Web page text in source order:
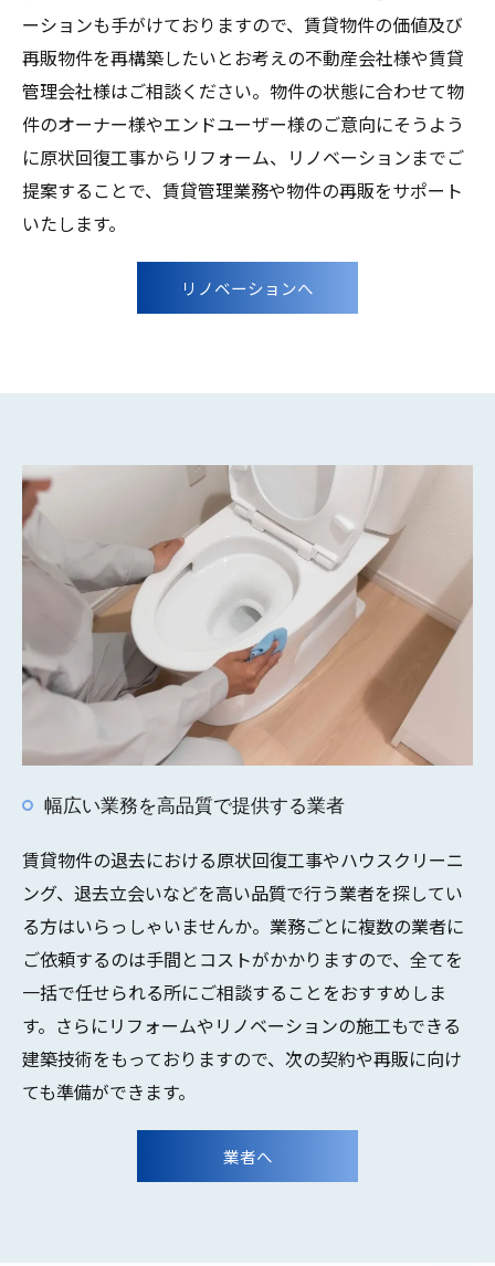
ーションも手がけておりますので、賃貸物件の価値及び
再販物件を再構築したいとお考えの不動産会社様や賃貸
管理会社様はご相談ください。物件の状態に合わせて物
件のオーナー様やエンドユーザー様のご意向にそうよう
に原状回復工事からリフォーム、リノベーションまでご
提案することで、賃貸管理業務や物件の再販をサポート
いたします。
リノベーションへ
幅広い業務を高品質で提供する業者
賃貸物件の退去における原状回復工事やハウスクリーニ
ング、退去立会いなどを高い品質で行う業者を探してい
る方はいらっしゃいませんか。業務ごとに複数の業者に
ご依頼するのは手間とコストがかかりますので、全てを
一括で任せられる所にご相談することをおすすめしま
す。さらにリフォームやリノベーションの施工もできる
建築技術をもっておりますので、次の契約や再販に向け
ても準備ができます。
業者へ
お問い合わせはこちら